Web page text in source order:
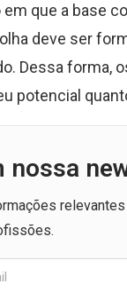
que a base
deve ser
Dessa forma,
potencial
nossa